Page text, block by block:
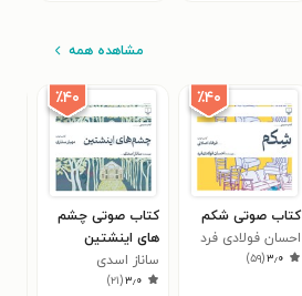
مشاهده همه
٪۴۰
کتاب صوتی شکم
احسان فولادی فرد
۳٫۰(۵۹)
٪۴۰
کتاب صوتی چشم
های اینشتین
ساناز اسدی
۳٫۰(۲۱)